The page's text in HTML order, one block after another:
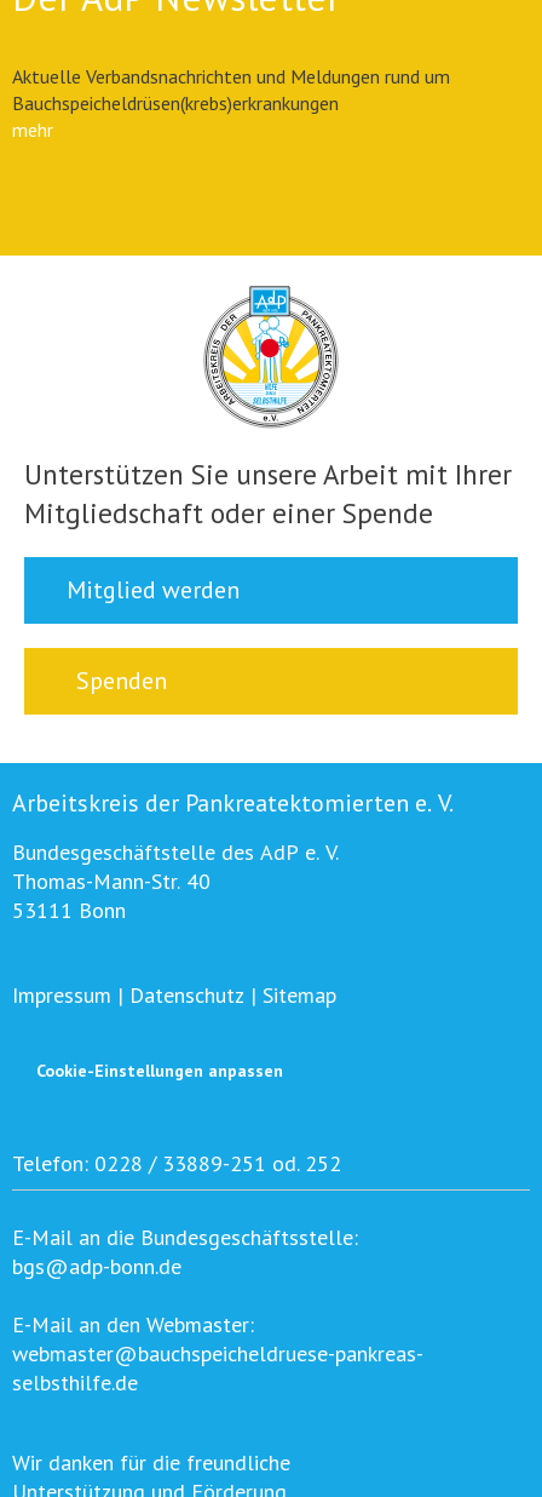
Aktuelle Verbandsnachrichten und Meldungen rund um
Bauchspeicheldrüsen(krebs)erkrankungen
mehr
Unterstützen Sie unsere Arbeit mit Ihrer
Mitgliedschaft oder einer Spende
Mitglied werden
Spenden
Arbeitskreis der Pankreatektomierten e. V.
Bundesgeschäftstelle des AdP e. V.
Thomas-Mann-Str. 40
53111 Bonn
Impressum | Datenschutz | Sitemap
Cookie-Einstellungen anpassen
Telefon: 0228 / 33889-251 od. 252
E-Mail an die Bundesgeschäftsstelle:
bgs@adp-bonn.de
E-Mail an den Webmaster:
webmaster@bauchspeicheldruese-pankreas-
selbsthilfe.de
Wir danken für die freundliche
Unterstützung und Förderung